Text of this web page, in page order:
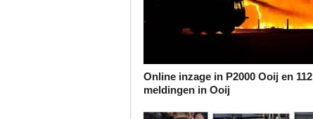
Online inzage in P2000 Ooij en 112
meldingen in Ooij